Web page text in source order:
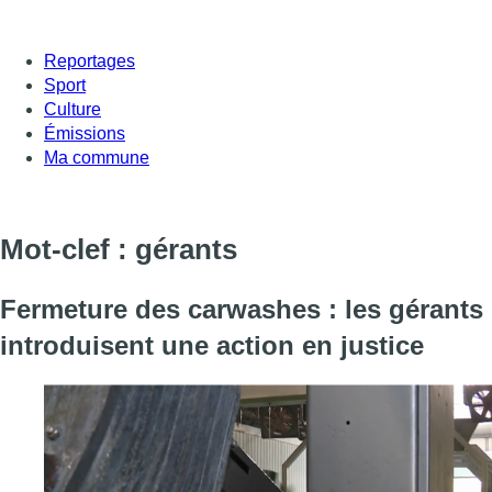
Reportages
Sport
Culture
Émissions
Ma commune
Mot-clef : gérants
Fermeture des carwashes : les gérants
introduisent une action en justice